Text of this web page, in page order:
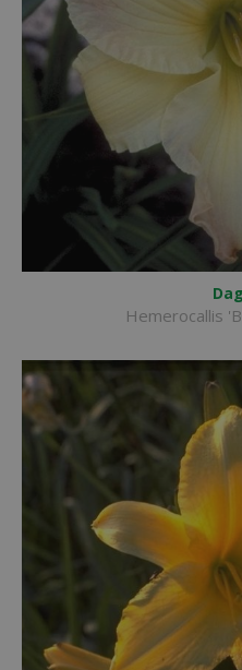
Hemerocallis